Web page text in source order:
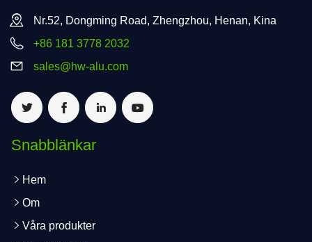
Nr.52, Dongming Road, Zhengzhou, Henan, Kina
+86 181 3778 2032
sales@hw-alu.com
Snabblänkar
Hem
Om
Våra produkter